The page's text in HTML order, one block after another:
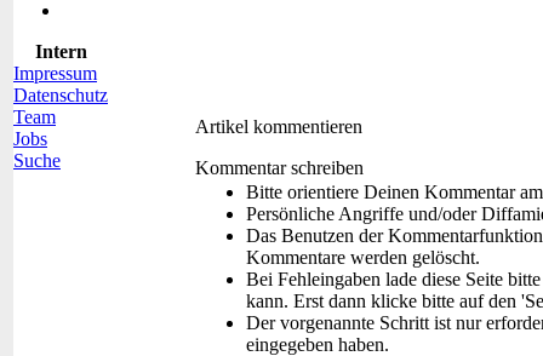
Intern
Impressum
Datenschutz
Team
Jobs
Suche
Artikel kommentieren
Kommentar schreiben
Bitte orientiere Deinen Kommentar
Persönliche Angriffe und/oder
Das Benutzen der
Kommentare werden gelöscht.
Bei Fehleingaben lade diese Seite
kann. Erst dann klicke bitte auf den
Der vorgenannte Schritt ist nur
eingegeben haben.